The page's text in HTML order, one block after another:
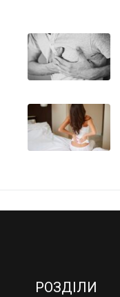
РОЗДІЛИ